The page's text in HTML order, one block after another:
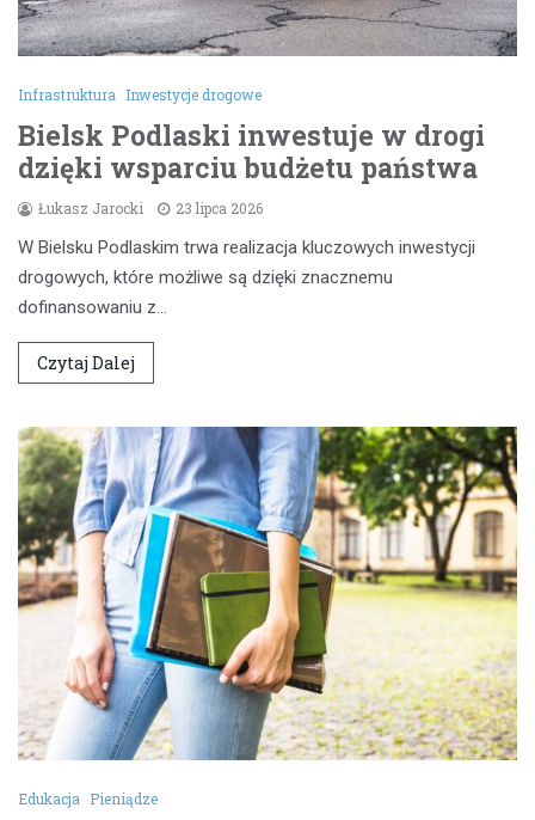
Infrastruktura Inwestycje drogowe
Bielsk Podlaski inwestuje w drogi
dzięki wsparciu budżetu państwa
Łukasz Jarocki 23 lipca 2026
W Bielsku Podlaskim trwa realizacja kluczowych inwestycji
drogowych, które możliwe są dzięki znacznemu
dofinansowaniu z…
Czytaj Dalej
Edukacja Pieniądze